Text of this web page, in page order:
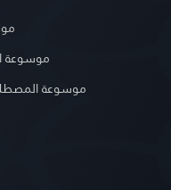
موسوعة
موسوعة